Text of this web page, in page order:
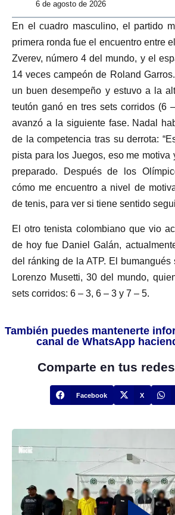
6 de agosto de 2026
En el cuadro masculino, el partido
primera ronda fue el encuentro entre
Zverev, número 4 del mundo, y el
14 veces campeón de Roland
un buen desempeño y estuvo a la
teutón ganó en tres sets corridos (6
avanzó a la siguiente fase. Nadal
de la competencia tras su derrota:
pista para los Juegos, eso me motiva
preparado. Después de los
cómo me encuentro a nivel de
de tenis, para ver si tiene sentido
El otro tenista colombiano que vio
de hoy fue Daniel Galán,
del ránking de la ATP. El
Lorenzo Musetti, 30 del mundo,
sets corridos: 6 – 3, 6 – 3 y 7 – 5.
También puedes mantenerte
canal de WhatsApp
Comparte en tus
Facebook X